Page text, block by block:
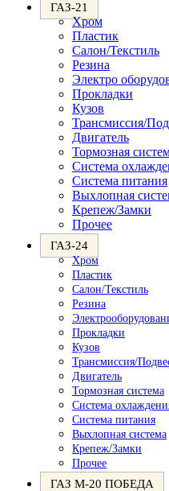
ГАЗ-21
Хром
Пластик
Салон/Текстиль
Резина
Электро
Прокладки
Кузов
Трансмиссия/
Двигатель
Тормозная
Система
Система питания
Выхлопная
Крепеж/Замки
Прочее
ГАЗ-24
Хром
Пластик
Салон/Текстиль
Резина
Прокладки
Кузов
Трансмиссия/
Двигатель
Тормозная система
Система
Система питания
Выхлопная система
Крепеж/Замки
Прочее
ГАЗ М-20 ПОБЕДА